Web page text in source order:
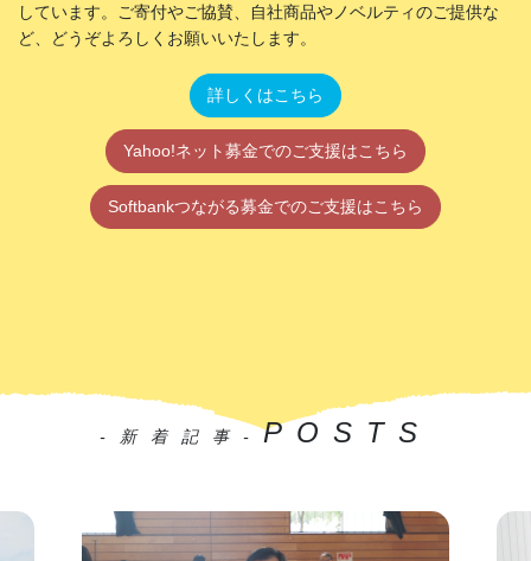
しています。ご寄付やご協賛、自社商品やノベルティのご提供な
ど、どうぞよろしくお願いいたします。
詳しくはこちら
Yahoo!ネット募金でのご支援はこちら
Softbankつながる募金でのご支援はこちら
-新着記事-POSTS